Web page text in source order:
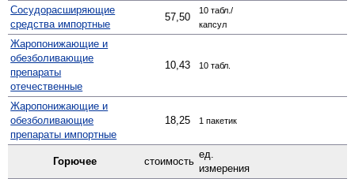
Сосуд­орасширяющие
средства импортные
57,50
10 табл./
капсул
Жаро­понижающие и
обезболивающие
препараты
отечественные
10,43 10 табл.
Жаро­понижающие и
обезболивающие
препараты импортные
18,25 1 пакетик
Горючее стоимость
ед.
измерения